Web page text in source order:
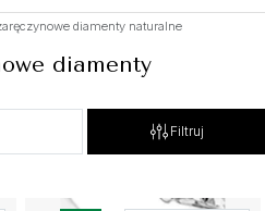
diamenty naturalne
diamenty
Filtruj